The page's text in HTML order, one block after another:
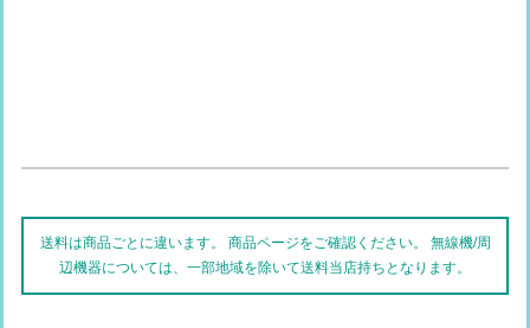
送料は商品ごとに違います。 商品ページをご確認ください。 無線機/周
辺機器については、一部地域を除いて送料当店持ちとなります。